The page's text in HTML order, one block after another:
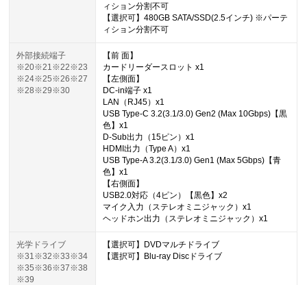
ィション分割不可
【選択可】480GB SATA/SSD(2.5インチ) ※パーテ
ィション分割不可
外部接続端子
※20※21※22※23
※24※25※26※27
※28※29※30
【前 面】
カードリーダースロット x1
【左側面】
DC-in端子 x1
LAN（RJ45）x1
USB Type-C 3.2(3.1/3.0) Gen2 (Max 10Gbps)【黒
色】x1
D-Sub出力（15ピン）x1
HDMI出力（Type A）x1
USB Type-A 3.2(3.1/3.0) Gen1 (Max 5Gbps)【青
色】x1
【右側面】
USB2.0対応（4ピン）【黒色】x2
マイク入力（ステレオミニジャック）x1
ヘッドホン出力（ステレオミニジャック）x1
光学ドライブ
※31※32※33※34
※35※36※37※38
※39
【選択可】DVDマルチドライブ
【選択可】Blu-ray Discドライブ